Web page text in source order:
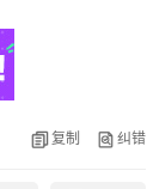
复制 纠错